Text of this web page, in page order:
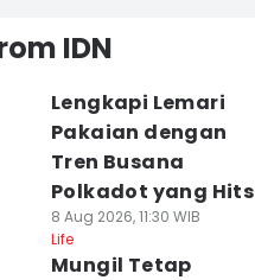
IDN
Lengkapi Lemari
Pakaian dengan
Tren Busana
Polkadot yang Hits
8 Aug 2026, 11:30 WIB
Life
Mungil Tetap